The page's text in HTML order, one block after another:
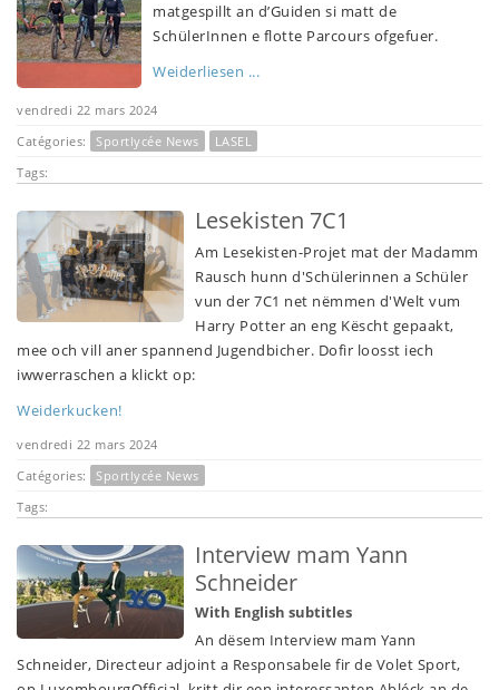
matgespillt an d’Guiden si matt de
SchülerInnen e flotte Parcours ofgefuer.
Weiderliesen ...
vendredi 22 mars 2024
Catégories:
Sportlycée News
LASEL
Tags:
Lesekisten 7C1
Am Lesekisten-Projet mat der Madamm
Rausch hunn d'Schülerinnen a Schüler
vun der 7C1 net nëmmen d'Welt vum
Harry Potter an eng Këscht gepaakt,
mee och vill aner spannend Jugendbicher. Dofir loosst iech
iwwerraschen a klickt op:
Weiderkucken!
vendredi 22 mars 2024
Catégories:
Sportlycée News
Tags:
Interview mam Yann
Schneider
With English subtitles
An dësem Interview mam Yann
Schneider, Directeur adjoint a Responsabele fir de Volet Sport,